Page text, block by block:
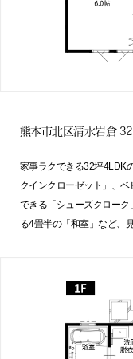
熊本市北区清水岩倉
家事ラクできる32坪4LDK
クインクローゼット」、
できる「シューズクロー
る4畳半の「和室」など、